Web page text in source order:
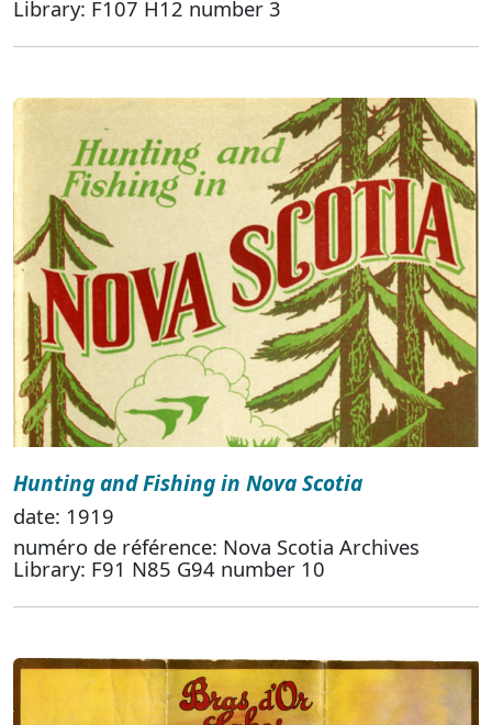
Library: F107 H12 number 3
Hunting and Fishing in Nova Scotia
date: 1919
numéro de référence: Nova Scotia Archives
Library: F91 N85 G94 number 10